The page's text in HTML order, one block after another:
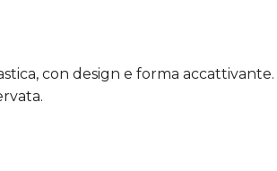
con design e forma